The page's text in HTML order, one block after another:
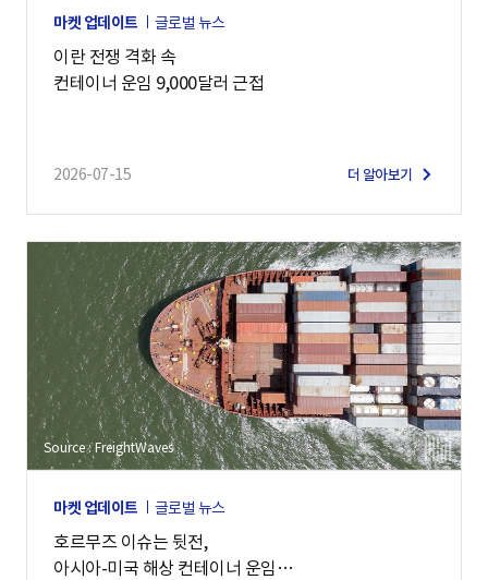
마켓 업데이트 글로벌 뉴스
이란 전쟁 격화 속
컨테이너 운임 9,000달러 근접
2026-07-15 더 알아보기
Source : FreightWaves
마켓 업데이트 글로벌 뉴스
호르무즈 이슈는 뒷전,
아시아-미국 해상 컨테이너 운임